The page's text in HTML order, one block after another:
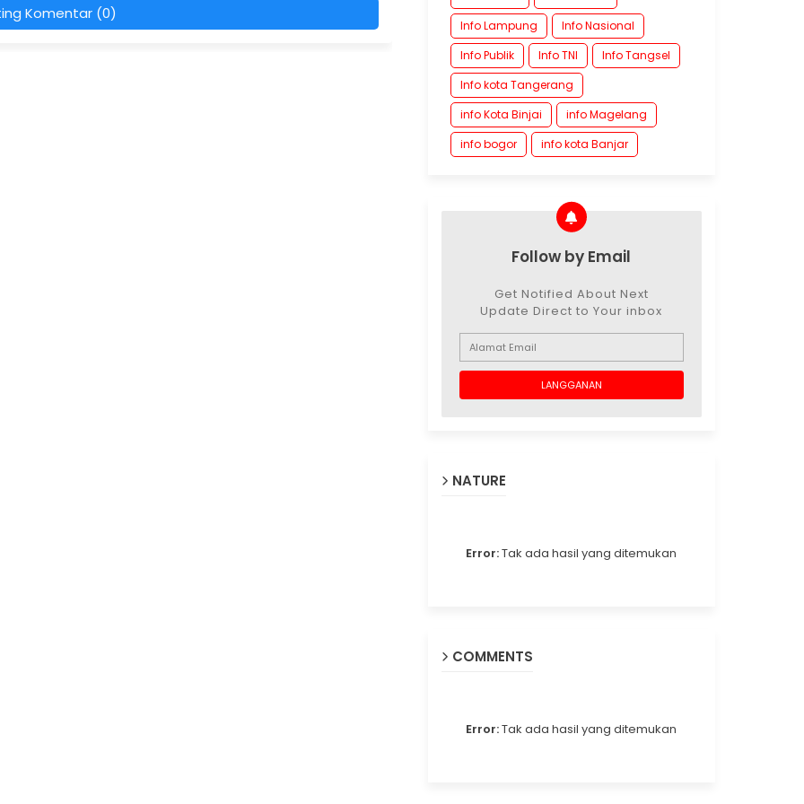
Komentar (0)
Info Lampung
Info Nasional
Info Publik
Info TNI
Info Tangsel
Info kota Tangerang
info Kota Binjai
info Magelang
info bogor
info kota Banjar
Follow by Email
Get Notified About Next
Update Direct to Your inbox
NATURE
Error:Tak ada hasil yang ditemukan
COMMENTS
Error:Tak ada hasil yang ditemukan